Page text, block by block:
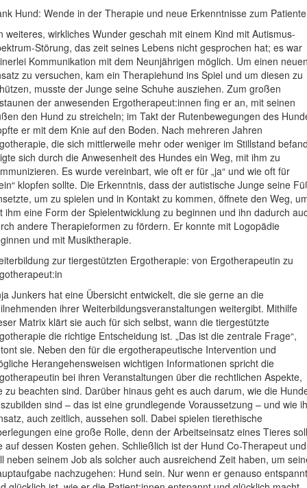
Hund: Wende in der Therapie und neue Erkenntnisse zum
weiteres, wirkliches Wunder geschah mit einem Kind mit Autismus-
Störung, das zeit seines Lebens nicht gesprochen hat; es war
Kommunikation mit dem Neunjährigen möglich. Um einen
zu versuchen, kam ein Therapiehund ins Spiel und um diesen zu
musste der Junge seine Schuhe ausziehen. Zum großen
der anwesenden Ergotherapeut:innen fing er an, mit seinen
den Hund zu streicheln; im Takt der Rutenbewegungen des
er mit dem Knie auf den Boden. Nach mehreren Jahren
die sich mittlerweile mehr oder weniger im Stillstand
sich durch die Anwesenheit des Hundes ein Weg, mit ihm zu
Es wurde vereinbart, wie oft er für „ja“ und wie oft für
klopfen sollte. Die Erkenntnis, dass der autistische Junge seine
um zu spielen und in Kontakt zu kommen, öffnete den Weg,
ihm eine Form der Spielentwicklung zu beginnen und ihn dadurch
andere Therapieformen zu fördern. Er konnte mit Logopädie
und mit Musiktherapie.
zur tiergestützten Ergotherapie: von Ergotherapeutin zu
Junkers hat eine Übersicht entwickelt, die sie gerne an die
ihrer Weiterbildungsveranstaltungen weitergibt. Mithilfe
Matrix klärt sie auch für sich selbst, wann die tiergestützte
die richtige Entscheidung ist. „Das ist die zentrale Frage“,
sie. Neben den für die ergotherapeutische Intervention und
Herangehensweisen wichtigen Informationen spricht die
bei ihren Veranstaltungen über die rechtlichen Aspekte,
zu beachten sind. Darüber hinaus geht es auch darum, wie die
sind – das ist eine grundlegende Voraussetzung – und wie
auch zeitlich, aussehen soll. Dabei spielen tierethische
eine große Rolle, denn der Arbeitseinsatz eines Tieres
auf dessen Kosten gehen. Schließlich ist der Hund Co-Therapeut und
neben seinem Job als solcher auch ausreichend Zeit haben, um
nachzugehen: Hund sein. Nur wenn er genauso entspannt